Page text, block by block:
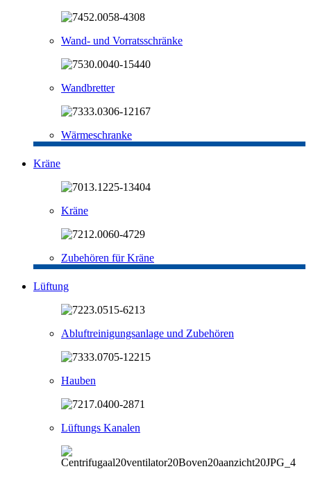
Wand- und Vorratsschränke
Wandbretter
Wärmeschranke
Kräne
Kräne
Zubehören für Kräne
Lüftung
Abluftreinigungsanlage und Zubehören
Hauben
Lüftungs Kanalen